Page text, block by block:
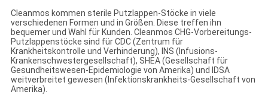
Cleanmos kommen sterile Putzlappen-Stöcke in viele
verschiedenen Formen und in Größen. Diese treffen ihn
bequemer und Wahl für Kunden. Cleanmos CHG-Vorbereitungs-
Putzlappenstöcke sind für CDC (Zentrum für
Krankheitskontrolle und Verhinderung), INS (Infusions-
Krankenschwestergesellschaft), SHEA (Gesellschaft für
Gesundheitswesen-Epidemiologie von Amerika) und IDSA
weitverbreitet gewesen (Infektionskrankheits-Gesellschaft von
Amerika).